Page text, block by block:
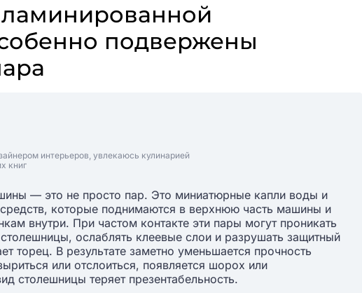
подвержены
интерьеров, увлекаюсь кулинарией
книг
— это не просто пар. Это миниатюрные капли воды и
которые поднимаются в верхнюю часть машины и
внутри. При частом контакте эти пары могут проникать
ослаблять клеевые слои и разрушать защитный
торец. В результате заметно уменьшается прочность
или отслоиться, появляется шорох или
столешницы теряет презентабельность.